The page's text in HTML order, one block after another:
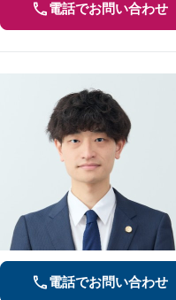
電話でお問い合わせ
電話でお問い合わせ